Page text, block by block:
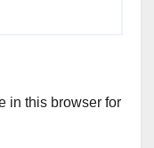
in this browser for